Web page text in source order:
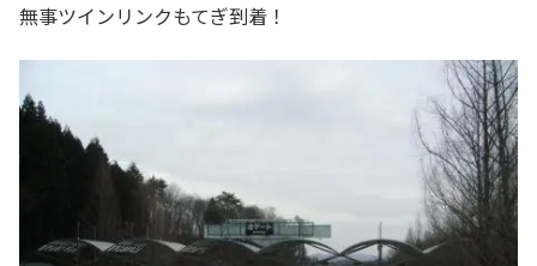
無事ツインリンクもてぎ到着！